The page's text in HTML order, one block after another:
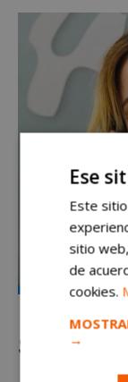
Sin
Ese
Este
sitio
de
cookies.
→